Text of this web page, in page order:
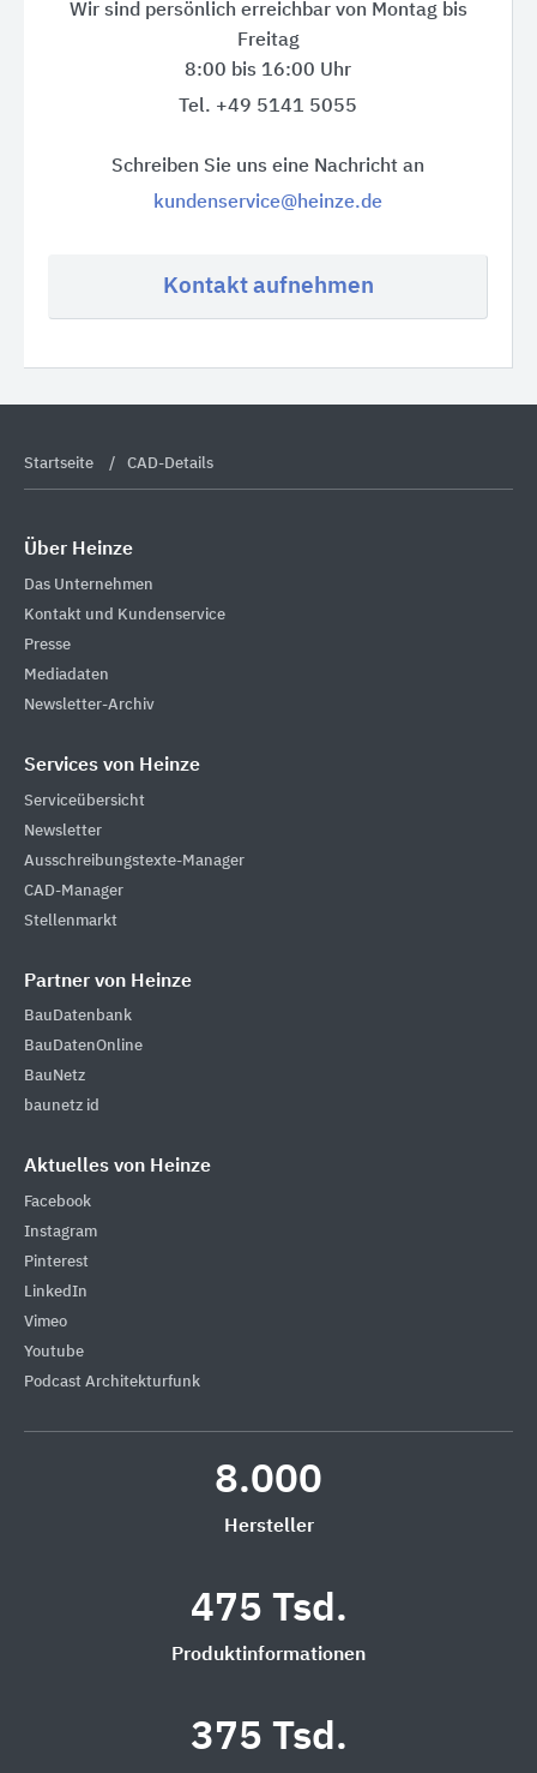
Wir sind persönlich erreichbar von Montag bis
Freitag
8:00 bis 16:00 Uhr
Tel. +49 5141 5055
Schreiben Sie uns eine Nachricht an
kundenservice@heinze.de
Kontakt aufnehmen
Startseite CAD-Details
Über Heinze
Das Unternehmen
Kontakt und Kundenservice
Presse
Mediadaten
Newsletter-Archiv
Services von Heinze
Serviceübersicht
Newsletter
Ausschreibungstexte-Manager
CAD-Manager
Stellenmarkt
Partner von Heinze
BauDatenbank
BauDatenOnline
BauNetz
baunetz id
Aktuelles von Heinze
Facebook
Instagram
Pinterest
LinkedIn
Vimeo
Youtube
Podcast Architekturfunk
8.000
Hersteller
475 Tsd.
Produktinformationen
375 Tsd.